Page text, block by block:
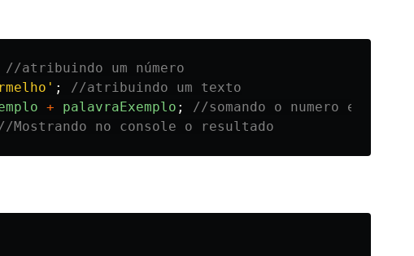
//atribuindo um número
' ;
//atribuindo um texto
+ palavraExemplo ;
//somando o numero e o texto
Mostrando no console o resultado